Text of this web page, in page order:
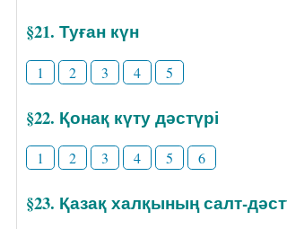
§21. Туған күн
1 2 3 4 5
§22. Қонақ күту дәстүрі
1 2 3 4 5 6
§23. Қазақ халқының салт-